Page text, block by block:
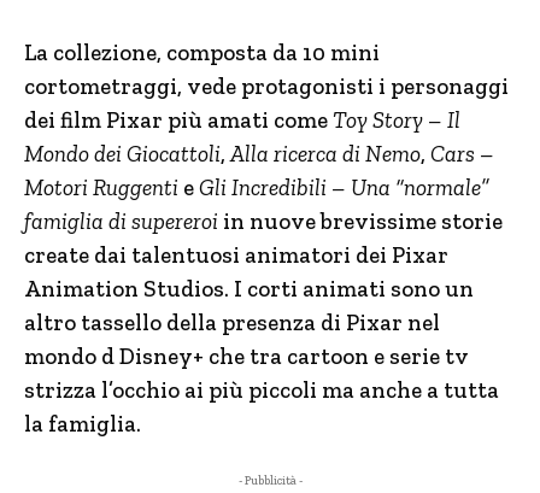
La collezione, composta da 10 mini
cortometraggi, vede protagonisti i personaggi
dei film Pixar più amati comeToy Story – Il
Mondo dei Giocattoli,Alla ricerca di Nemo, Cars –
Motori Ruggenti eGli Incredibili – Una “normale”
famiglia di supereroi in nuove brevissime storie
create dai talentuosi animatori dei Pixar
Animation Studios. I corti animati sono un
altro tassello della presenza di Pixar nel
mondo d Disney+ che tra cartoon e serie tv
strizza l’occhio ai più piccoli ma anche a tutta
la famiglia.
- Pubblicità -